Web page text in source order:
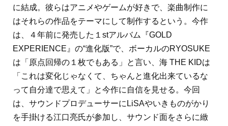
に結成。彼らはアニメやゲームが好きで、楽曲制作に
はそれらの作品をテーマにして制作するという。今作
は、４年前に発売した１stアルバム『GOLD
EXPERIENCE』の“進化版”で、ボーカルのRYOSUKE
は「原点回帰の１枚でもある」と言い、海 THE KIDは
「これは変化じゃなくて、ちゃんと進化出来ているな
って自分達で思えて」と今作に自信を見せる。今回
は、サウンドプロデューサーにLiSAやいきものがかり
を手掛ける江口亮氏が参加し、サウンド面をさらに緻